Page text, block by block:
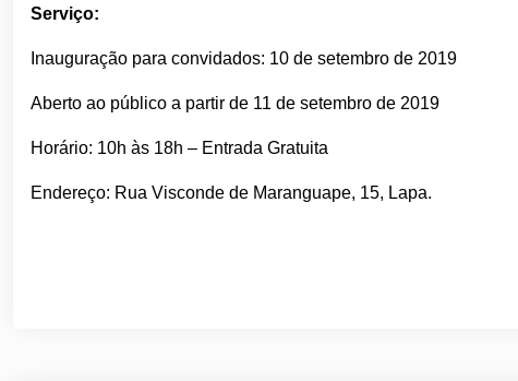
Serviço:
Inauguração para convidados: 10 de setembro de 2019
Aberto ao público a partir de 11 de setembro de 2019
Horário: 10h às 18h – Entrada Gratuita
Endereço: Rua Visconde de Maranguape, 15, Lapa.